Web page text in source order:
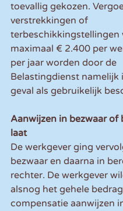
toevallig gekozen.
verstrekkingen of
terbeschikkingstellingen
maximaal € 2.400 per
per jaar worden door de
Belastingdienst namelijk
geval als gebruikelijk
Aanwijzen in bezwaar of
laat
De werkgever ging
bezwaar en daarna in
rechter. De werkgever
alsnog het gehele
compensatie aanwijzen